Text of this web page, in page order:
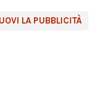
LA PUBBLICITÀ